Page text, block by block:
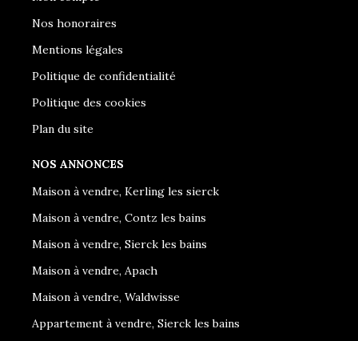
Nos honoraires
Mentions légales
Politique de confidentialité
Politique des cookies
Plan du site
NOS ANNONCES
Maison à vendre, Kerling les sierck
Maison à vendre, Contz les bains
Maison à vendre, Sierck les bains
Maison à vendre, Apach
Maison à vendre, Waldwisse
Appartement à vendre, Sierck les bains